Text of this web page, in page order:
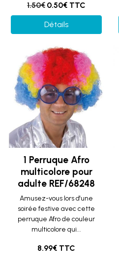
1.50€ 0.50€ TTC
Détails
1 Perruque Afro
multicolore pour
adulte REF/68248
Amusez-vous lors d'une
soirée festive avec cette
perruque Afro de couleur
multicolore qui...
8.99€ TTC